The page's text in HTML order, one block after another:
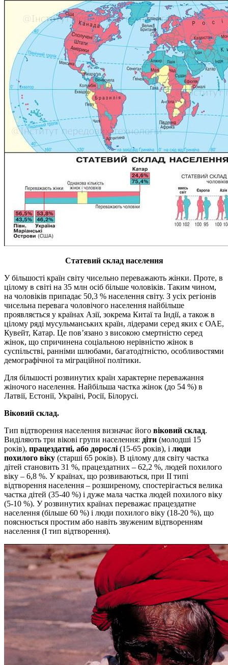
Статевий склад населення
У більшості країн світу чисельно переважають жінки. Проте, в
цілому в світі на 35 млн осіб більше чоловіків. Таким чином,
на чоловіків припадає 50,3 % населення світу. З усіх регіонів
чисельна перевага чоловічого населення найбільше
проявляється у країнах Азії, зокрема Китаї та Індії, а також в
цілому ряді мусульманських країн, лідерами серед яких є ОАЕ,
Кувейт, Катар. Це пов’язано з високою смертністю серед
жінок, що спричинена соціальною нерівністю жінок в
суспільстві, ранніми шлюбами, багатодітністю, особливостями
демографічної та міграційної політики.
Для більшості розвинутих країн характерне переважання
жіночого населення. Найбільша частка жінок (до 54 %) в
Латвії, Естонії, Україні, Росії, Білорусі.
Віковий склад.
Тип відтворення населення визначає його віковий склад.
Виділяють три вікові групи населення: діти (молодші 15
років), працездатні, або дорослі (15-65 років), і люди
похилого віку (старші 65 років). В цілому для світу частка
дітей становить 31 %, працездатних – 62,2 %, людей похилого
віку – 6,8 %. У країнах, що розвиваються, при ІІ типі
відтворення населення – розширеному, спостерігається велика
частка дітей (35-40 %) і дуже мала частка людей похилого віку
(5-10 %). У розвинутих країнах переважає працездатне
населення (більше 60 %) і люди похилого віку (18-20 %), що
пояснюється простим або навіть звуженим відтворенням
населення (І тип відтворення).